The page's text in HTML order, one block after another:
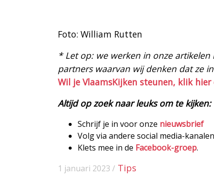
Foto: William Rutten
* Let op: we werken in onze
partners waarvan wij denken dat ze
Wil je VlaamsKijken steunen, klik
Altijd op zoek naar leuks om te kijken:
Schrijf je in voor onze nieuwsbrief
Volg via andere social media-
Klets mee in de Facebook-groep.
1 januari 2023 / Tips